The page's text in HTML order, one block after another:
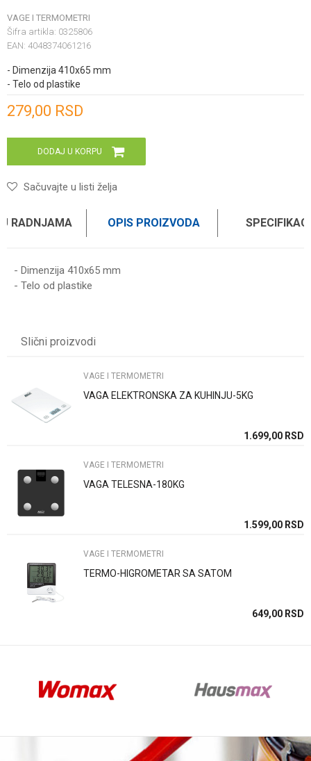
VAGE I TERMOMETRI
Šifra artikla: 0325806
EAN: 4048374061216
- Dimenzija 410x65 mm
- Telo od plastike
279,00 RSD
DODAJ U KORPU
Sačuvajte u listi želja
RADNJAMA OPIS PROIZVODA
- Dimenzija 410x65 mm
- Telo od plastike
Poruka
Anti-spam zaštita - izračunajte koliko je 4 + 1 :
POŠALJI
Slični proizvodi
VAGE I TERMOMETRI
VAGA ELEKTRONSKA ZA KUHINJU-5KG
1.699,00 RSD
VAGE I TERMOMETRI
VAGA TELESNA-180KG
1.599,00 RSD
VAGE I TERMOMETRI
TERMO-HIGROMETAR SA SATOM
649,00 RSD